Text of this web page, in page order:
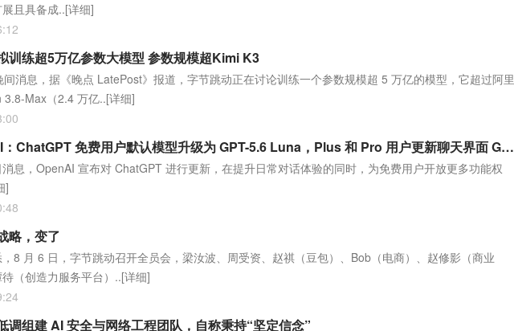
且具备成..[详细]
训练超5万亿参数大模型 参数规模超Kimi K3
间消息，据《晚点 LatePost》报道，字节跳动正在讨论训练一个参数规模超 5 万亿的模型，它超过阿里
3.8-Max（2.4 万亿..[详细]
OpenAI：ChatGPT 免费用户默认模型升级为 GPT-5.6 Luna，Plus 和 Pro 用户更新聊天界面 GPT-5.6 Sol
息，OpenAI 宣布对 ChatGPT 进行更新，在提升日常对话体验的同时，为免费用户开放更多功能权
]
略，变了
8 月 6 日，字节跳动召开全员会，梁汝波、周受资、赵祺（豆包）、Bob（电商）、赵修影（商业
（创造力服务平台）..[详细]
调组建 AI 安全与网络工程团队，自称秉持“坚定信念”